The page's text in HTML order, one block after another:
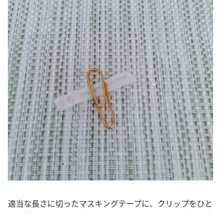
適当な長さに切ったマスキングテープに、クリップをひと